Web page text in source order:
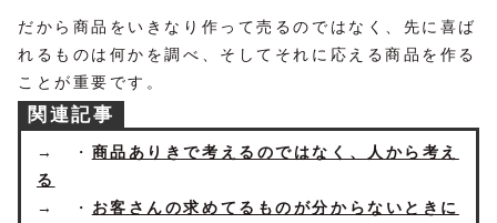
だから商品をいきなり作って売るのではなく、先に喜ば
れるものは何かを調べ、そしてそれに応える商品を作る
ことが重要です。
関連記事
→ ・ 商品ありきで考えるのではなく、人から考え
る
→ ・ お客さんの求めてるものが分からないときに